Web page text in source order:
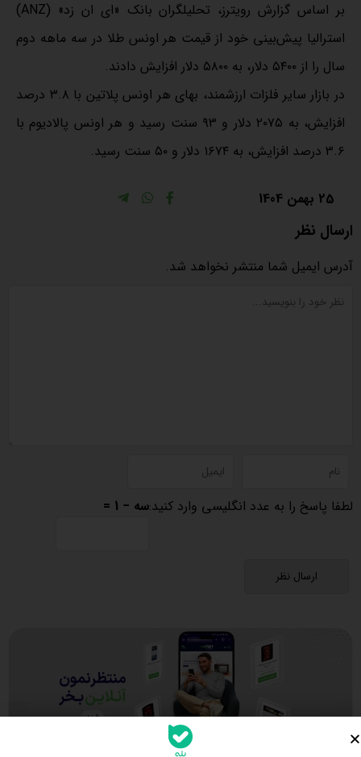
بر اساس گزارش رویترز، تحلیلگران بانک «ای ان زد» (ANZ)
استرالیا پیش‌بینی خود از قیمت هر اونس طلا در سه ماهه دوم
سال را از ۵۴۰۰ دلار، به ۵۸۰۰ دلار افزایش دادند.
در بازار سایر فلزات ارزشمند، بهای هر اونس پلاتین با ۳.۸ درصد
افزایش، به ۲۰۷۵ دلار و ۹۳ سنت رسید و هر اونس پالادیوم با
۳.۶ درصد افزایش، به ۱۶۷۴ دلار و ۵۰ سنت رسید.
25 بهمن 1404
ارسال نظر
آدرس ایمیل شما منتشر نخواهد شد.
لطفا پاسخ را به عدد انگلیسی وارد کنید:سه − 1 =